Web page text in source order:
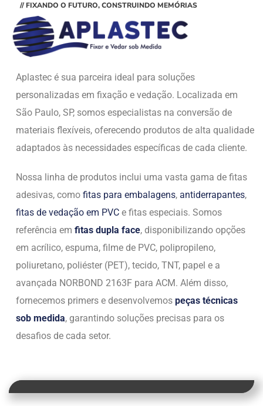
// FIXANDO O FUTURO, CONSTRUINDO MEMÓRIAS
Aplastec é sua parceira ideal para soluções
personalizadas em fixação e vedação. Localizada em
São Paulo, SP, somos especialistas na conversão de
materiais flexíveis, oferecendo produtos de alta qualidade
adaptados às necessidades específicas de cada cliente.
Nossa linha de produtos inclui uma vasta gama de fitas
adesivas, como fitas para embalagens, antiderrapantes,
fitas de vedação em PVC e fitas especiais. Somos
referência em fitas dupla face, disponibilizando opções
em acrílico, espuma, filme de PVC, polipropileno,
poliuretano, poliéster (PET), tecido, TNT, papel e a
avançada NORBOND 2163F para ACM. Além disso,
fornecemos primers e desenvolvemos peças técnicas
sob medida, garantindo soluções precisas para os
desafios de cada setor.